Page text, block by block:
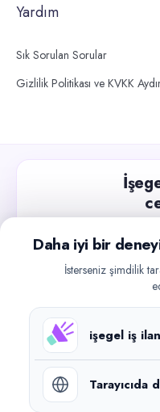
Yardım
Sık Sorulan Sorular
Gizlilik Politikası ve KVKK
Güncel iş ilanlarını
©2026
Daha iyi bir
İsterseniz şimdilik
işegel iş
Tarayıcıda